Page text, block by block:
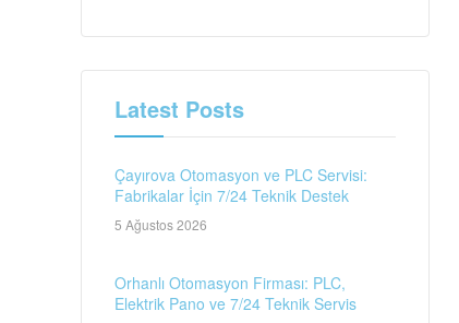
Latest Posts
Çayırova Otomasyon ve PLC Servisi:
Fabrikalar İçin 7/24 Teknik Destek
5 Ağustos 2026
Orhanlı Otomasyon Firması: PLC,
Elektrik Pano ve 7/24 Teknik Servis